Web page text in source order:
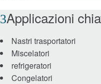
Sistemi di
Applicazioni
Nastri trasportatori
Miscelatori
refrigeratori
Congelatori